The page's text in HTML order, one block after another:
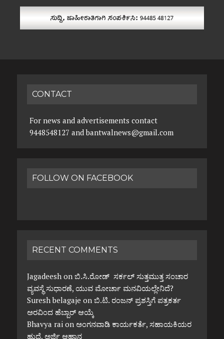
CONTACT
For news and advertisements contact
9448548127 and bantwalnews@gmail.com
FOLLOW ON FACEBOOK
RECENT COMMENTS
Jagadeeshon ಬಿ.ಸಿ.ರೋಡ್ ಸರ್ಕಲ್ ಸುತ್ತಮುತ್ತ ಸಂಚಾರ
ವ್ಯವಸ್ಥೆ ಸುಧಾರಣೆ, ಯುವ ಮೋರ್ಚಾ ಮನವಿಯಲ್ಲೇನಿದೆ?
Suresh belagaje on ಬಿ.ಟಿ. ರಂಜನ್ ಪ್ರಶಸ್ತಿಗೆ ಪತ್ರಕರ್ತ
ಅರವಿಂದ ಹೆಬ್ಬಾರ್ ಆಯ್ಕೆ
Bhavya raion ಅಂಗನವಾಡಿ ಕಾರ್ಯಕರ್ತೆ, ಸಹಾಯಕಿಯರ
ಹುದ್ದೆ, ಅರ್ಜಿ ಆಹ್ವಾನ